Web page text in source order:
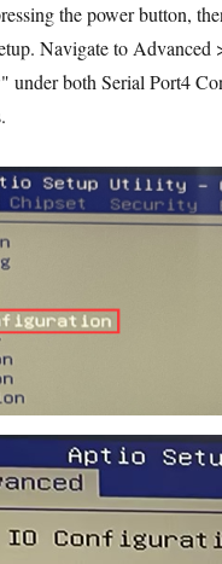
the power button,
Navigate to
both Serial Port4